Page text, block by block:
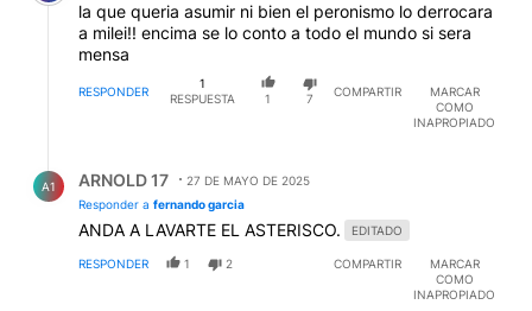
la que queria asumir ni bien el peronismo lo derrocara
a milei!! encima se lo conto a todo el mundo si sera
mensa
RESPONDER
1
RESPUESTA
1 7
COMPARTIR
MARCAR
COMO
INAPROPIADO
A1 ARNOLD 17
27 DE MAYO DE 2025
Responder a fernando garcia
ANDA A LAVARTE EL ASTERISCO. EDITADO
RESPONDER 1 2 COMPARTIR
MARCAR
COMO
INAPROPIADO